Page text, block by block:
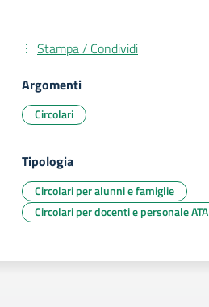
Stampa / Condividi
Argomenti
Circolari
Tipologia
Circolari per alunni e famiglie
Circolari per docenti e personale ATA